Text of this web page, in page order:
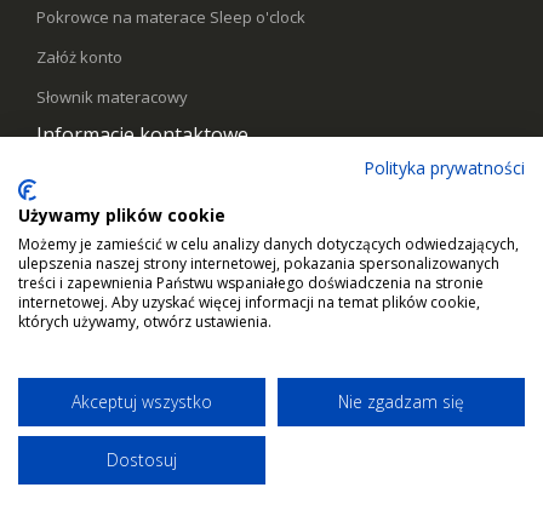
Pokrowce na materace Sleep o'clock
Załóż konto
Słownik materacowy
Informacje kontaktowe
Email:kontakt@sleepoclock.pl
Godziny pracy:Pn - Pt / 10:00 - 17:00
Polityka prywatności
Używamy plików cookie
Możemy je zamieścić w celu analizy danych dotyczących odwiedzających,
ulepszenia naszej strony internetowej, pokazania spersonalizowanych
treści i zapewnienia Państwu wspaniałego doświadczenia na stronie
internetowej. Aby uzyskać więcej informacji na temat plików cookie,
których używamy, otwórz ustawienia.
Akceptuj wszystko Nie zgadzam się
Dostosuj